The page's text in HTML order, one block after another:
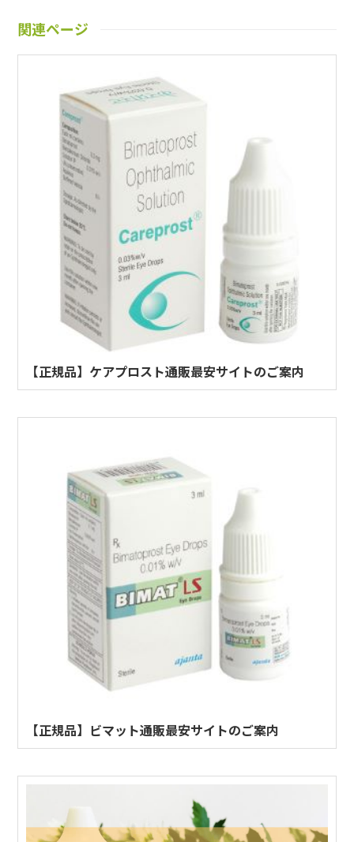
関連ページ
【正規品】ケアプロスト通販最安サイトのご案内
【正規品】ビマット通販最安サイトのご案内